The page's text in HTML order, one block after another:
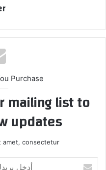
Purchase
mailing list to
updates!
amet, consectetur.